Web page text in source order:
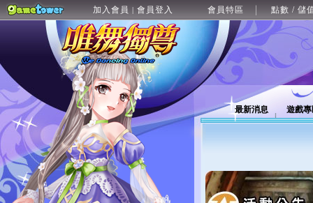
加入會員 | 會員登入 會員特區 點數 / 儲
最新消息 遊戲